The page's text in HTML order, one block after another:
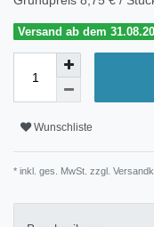
Versand ab dem
Wunschliste
* inkl. ges. MwSt. zzgl.